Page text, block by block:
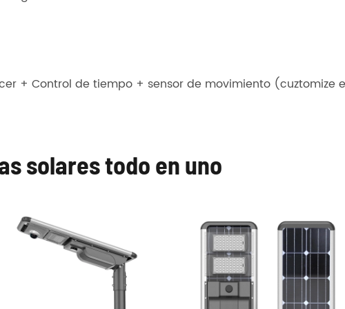
+ Control de tiempo + sensor de movimiento (cuztomize
solares todo en uno